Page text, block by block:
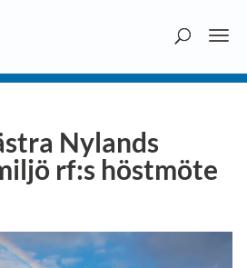
Nylands
rf:s höstmöte